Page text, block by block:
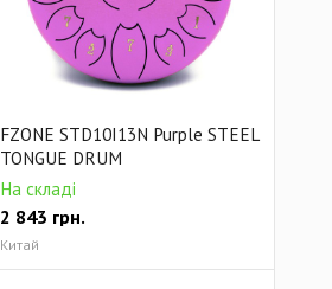
FZONE STD10I13N Purple STEEL
TONGUE DRUM
На складі
2 843 грн.
Китай